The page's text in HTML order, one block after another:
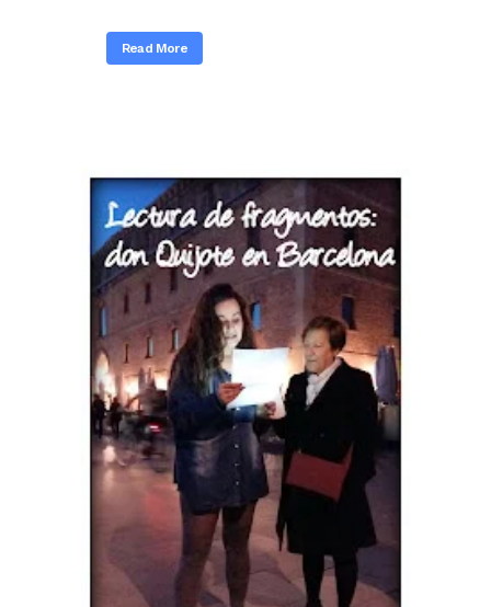
Read More